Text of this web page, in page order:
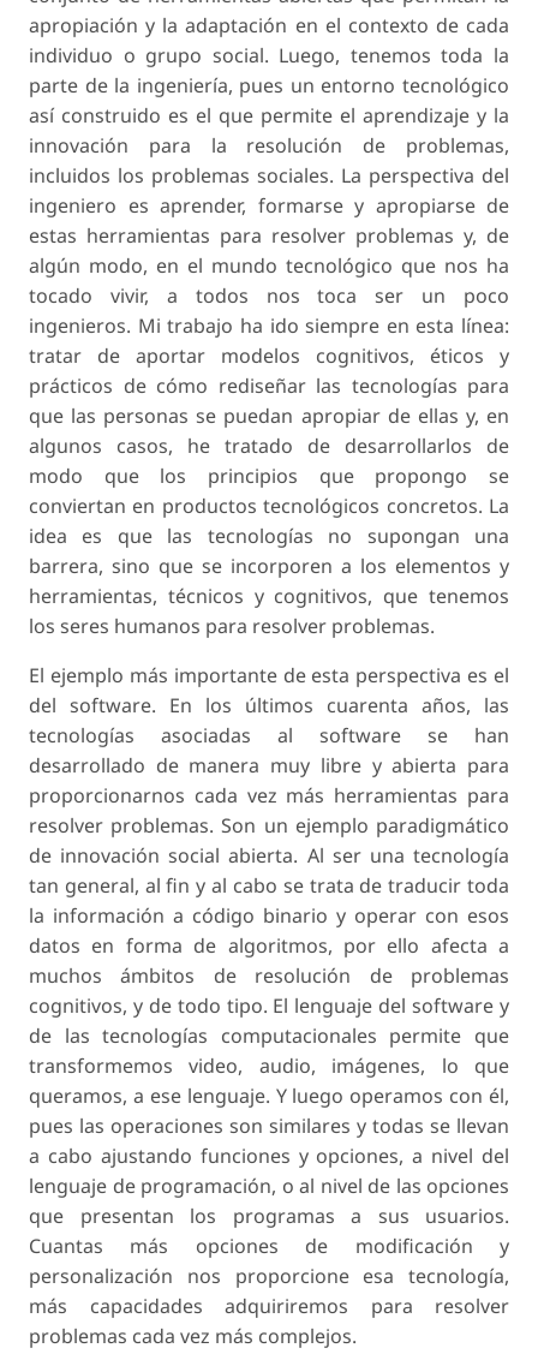
apropiación y la adaptación en el contexto de cada
individuo o grupo social. Luego, tenemos toda la
parte de la ingeniería, pues un entorno tecnológico
así construido es el que permite el aprendizaje y la
innovación para la resolución de problemas,
incluidos los problemas sociales. La perspectiva del
ingeniero es aprender, formarse y apropiarse de
estas herramientas para resolver problemas y, de
algún modo, en el mundo tecnológico que nos ha
tocado vivir, a todos nos toca ser un poco
ingenieros. Mi trabajo ha ido siempre en esta línea:
tratar de aportar modelos cognitivos, éticos y
prácticos de cómo rediseñar las tecnologías para
que las personas se puedan apropiar de ellas y, en
algunos casos, he tratado de desarrollarlos de
modo que los principios que propongo se
conviertan en productos tecnológicos concretos. La
idea es que las tecnologías no supongan una
barrera, sino que se incorporen a los elementos y
herramientas, técnicos y cognitivos, que tenemos
los seres humanos para resolver problemas.
El ejemplo más importante de esta perspectiva es el
del software. En los últimos cuarenta años, las
tecnologías asociadas al software se han
desarrollado de manera muy libre y abierta para
proporcionarnos cada vez más herramientas para
resolver problemas. Son un ejemplo paradigmático
de innovación social abierta. Al ser una tecnología
tan general, al fin y al cabo se trata de traducir toda
la información a código binario y operar con esos
datos en forma de algoritmos, por ello afecta a
muchos ámbitos de resolución de problemas
cognitivos, y de todo tipo. El lenguaje del software y
de las tecnologías computacionales permite que
transformemos video, audio, imágenes, lo que
queramos, a ese lenguaje. Y luego operamos con él,
pues las operaciones son similares y todas se llevan
a cabo ajustando funciones y opciones, a nivel del
lenguaje de programación, o al nivel de las opciones
que presentan los programas a sus usuarios.
Cuantas más opciones de modificación y
personalización nos proporcione esa tecnología,
más capacidades adquiriremos para resolver
problemas cada vez más complejos.